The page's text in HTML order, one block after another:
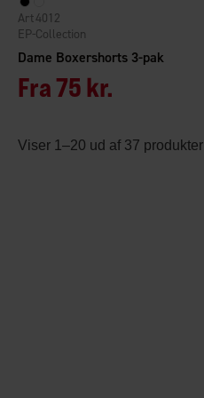
Dame Boxershorts 3-pak
EP-Collection
4012
Fra75 kr.
Viser 1–20 ud af 37 produkter